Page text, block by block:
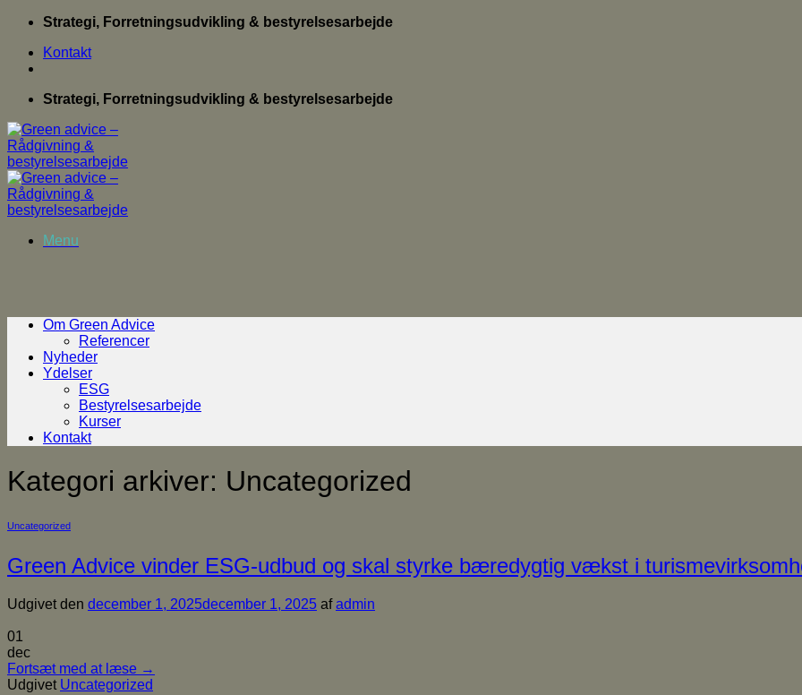
Fortsæt
indhold
Strategi, Forretningsudvikling & bestyrelsesarbejde
Kontakt
Strategi, Forretningsudvikling & bestyrelsesarbejde
Menu
Om Green Advice
Referencer
Nyheder
Ydelser
ESG
Bestyrelsesarbejde
Kurser
Kontakt
Kategori arkiver: Uncategorized
Uncategorized
Green Advice vinder ESG-udbud og skal styrke bæredygtig vækst i
Udgivet den december 1, 2025december 1, 2025 afadmin
01
dec
Fortsæt med at læse →
Udgivet Uncategorized